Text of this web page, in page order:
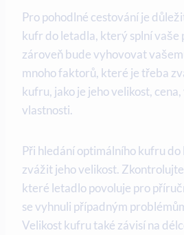
Pro pohodlné cestování je
kufr do letadla, který splní vaše
zároveň bude vyhovovat
mnoho faktorů, které je třeba
kufru, jako je jeho velikost,
vlastnosti.
Při hledání optimálního kufru
zvážit jeho velikost.
které letadlo povoluje pro
se vyhnuli případným
Velikost kufru také závisí na